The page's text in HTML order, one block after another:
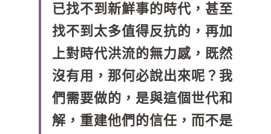
成長部落格
特稿
母語葡萄園
神學淺說
奉獻支持
已找不到新鮮事的時代，甚至
找不到太多值得反抗的，再加
上對時代洪流的無力感，既然
沒有用，那何必說出來呢？我
們需要做的，是與這個世代和
解，重建他們的信任，而不是